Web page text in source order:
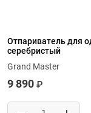
Отпариватель для
серебристый
Grand Master
9 890 ₽